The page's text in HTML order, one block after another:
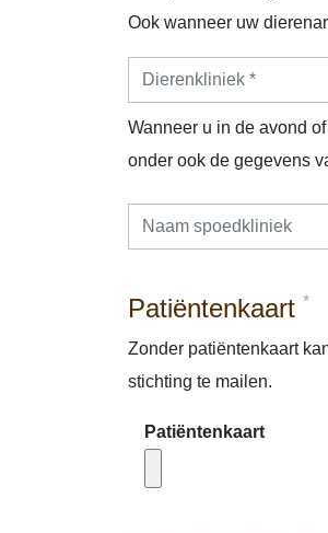
Ook wanneer uw
Wanneer u in de avond
onder ook de gegevens
Patiëntenkaart *
Zonder patiëntenkaart
stichting te mailen.
Patiëntenkaart